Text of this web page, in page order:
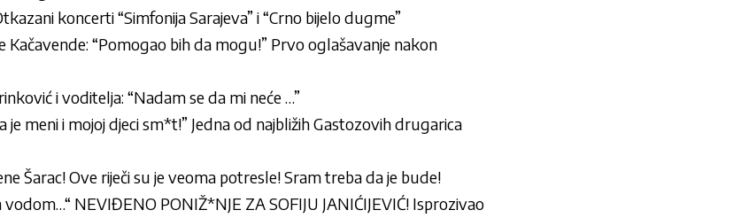
koncerti “Simfonija Sarajeva” i “Crno bijelo dugme”
“Pomogao bih da mogu!” Prvo oglašavanje nakon
i voditelja: “Nadam se da mi neće …”
je meni i mojoj djeci sm*t!” Jedna od najbližih Gastozovih drugarica
Šarac! Ove riječi su je veoma potresle! Sram treba da je bude!
NEVIĐENO PONIŽ*NJE ZA SOFIJU JANIĆIJEVIĆ! Isprozivao